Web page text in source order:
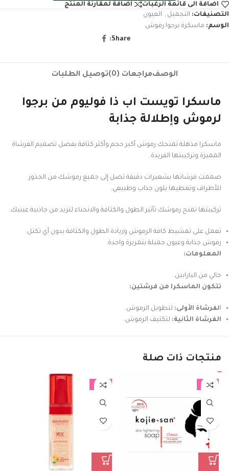
اضافة الى قائمة الرغبات
اضافة لمقارنة المنتج
التصنيفات: التجميل , العيون
الوسم: ماسكرة.برجوا.رموش
Share:
الوصفمراجعات (0) توصيل الطلبات
ماسكرا تويست اب ذا فوليوم من برجوا
لرموش وإطلالة جذابة
ماسكرا مذهلة تمنحك رموش أكبر حجم وأكثر كثافة بفضل تصميم الفرشاة
المميزة وتركيبتها الفريدة.
صممت فرشاتها بشعيرات دقيقة تصل إلى جميع رموشك من الجذور
للأطراف وتغطيها بلون جذاب وطبيعي.
تركيبتها تمنح رموشك تأثير الطول والكثافة والانحناء لتزيد من جاذبية عينيك.
تعمل على تمشيط كافة الرموش وزيادة الطول والكثافة بدون أي تكتل.
رموش جذابة وعيون جميلة بتمريرة واحدة.
المعلومات:
خالي من البارابين.
تتكون الماسكرا من فرشتين:
الفرشاة الأولى: لتطويل الرموش.
الفرشاة الثانية: لتكثيف الرموش.
منتجات ذات صلة
-17%
-10%